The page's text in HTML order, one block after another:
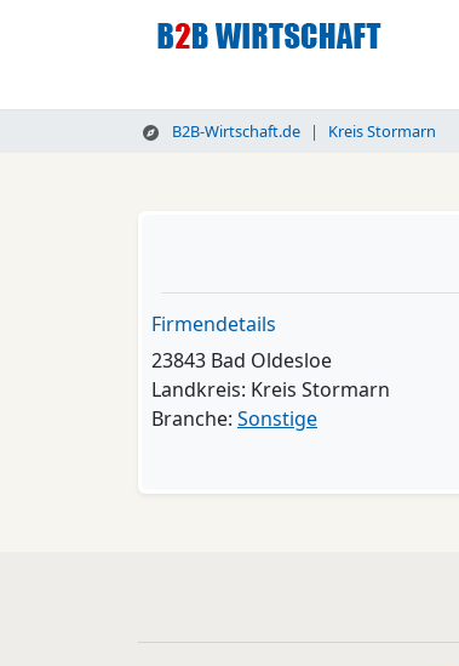
B2B-Wirtschaft.de Kreis Stormarn
Firmendetails
23843 Bad Oldesloe
Landkreis: Kreis Stormarn
Branche: Sonstige